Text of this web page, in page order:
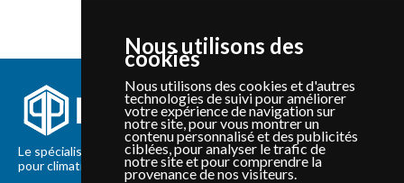
Nous utilisons des
cookies
Nous utilisons des cookies et d'autres
technologies de suivi pour améliorer
votre expérience de navigation sur
notre site, pour vous montrer un
contenu personnalisé et des publicités
ciblées, pour analyser le trafic de
notre site et pour comprendre la
provenance de nos visiteurs.
Le spécialiste depuis 2012 de la vente de pièces détachées
pour climatisation et Pompe à Chaleur Panasonic et Sanyo